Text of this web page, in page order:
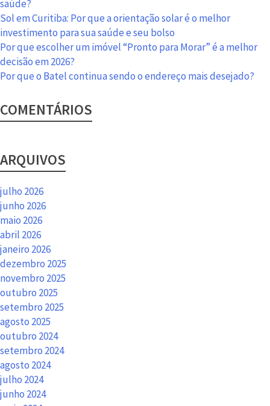
anos
saúde?
Sol em Curitiba: Por que a orientação solar é o melhor
investimento para sua saúde e seu bolso
Por que escolher um imóvel “Pronto para Morar” é a melhor
decisão em 2026?
Por que o Batel continua sendo o endereço mais desejado?
COMENTÁRIOS
ARQUIVOS
julho 2026
junho 2026
maio 2026
abril 2026
janeiro 2026
dezembro 2025
novembro 2025
outubro 2025
setembro 2025
agosto 2025
outubro 2024
setembro 2024
agosto 2024
julho 2024
junho 2024